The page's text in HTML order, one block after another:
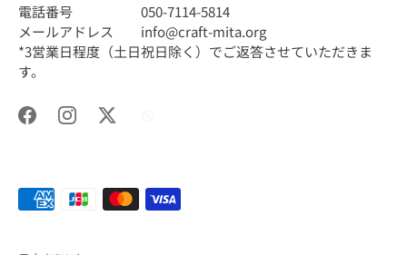
電話番号 050-7114-5814
メールアドレス info@craft-mita.org
*3営業日程度（土日祝日除く）でご返答させていただきま
す。